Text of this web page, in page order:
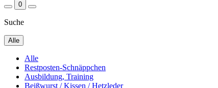
0
Suche
Alle
Alle
Restposten-Schnäppchen
Ausbildung, Training
Beißwurst / Kissen / Hetzleder